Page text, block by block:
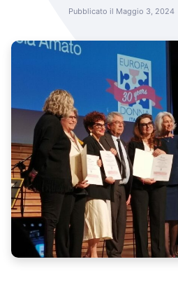
Pubblicato il Maggio 3, 2024